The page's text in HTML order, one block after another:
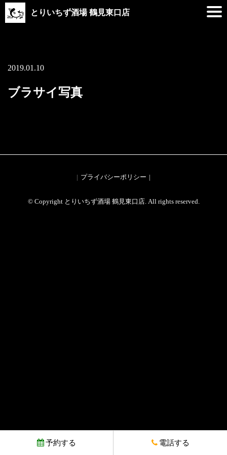
とりいちず酒場 鶴見東口店
2019.01.10
ブラサイ写真
プライバシーポリシー
© Copyright とりいちず酒場 鶴見東口店. All rights reserved.
予約する 電話する